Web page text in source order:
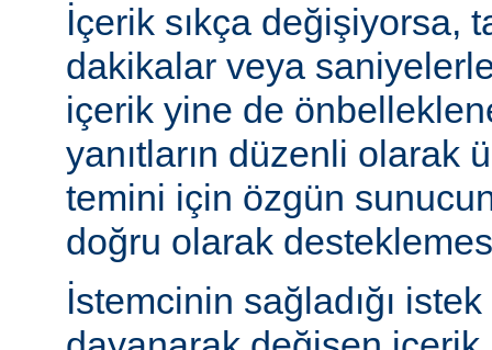
İçerik sıkça değişiyorsa,
dakikalar veya
içerik yine de
yanıtların düzenli olarak
temini için özgün
doğru olarak
İstemcinin sağladığı istek